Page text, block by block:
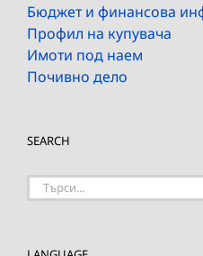
Бюджет и финансова
Профил на купувача
Имоти под наем
Почивно дело
SEARCH
Търсене